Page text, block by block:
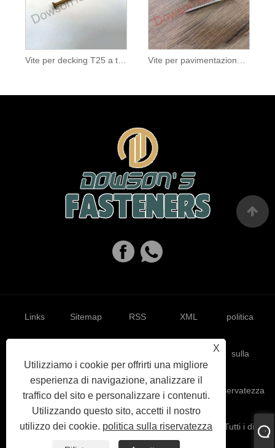
Vite per decking T25 a testa piatta Ruspert color marrone chiaro
X
Utilizziamo i cookie per offrirti una migliore
esperienza di navigazione, analizzare il
traffico del sito e personalizzare i contenuti.
Utilizzando questo sito, accetti il ​​nostro
utilizzo dei cookie. politica sulla riservatezza
Links Sitemap RSS XML politica
sulla
riservatezza
Copyright © 2023 Haiyan Dowson's Fasteners Co,.Ltd. Tutti i diritti
riservati.